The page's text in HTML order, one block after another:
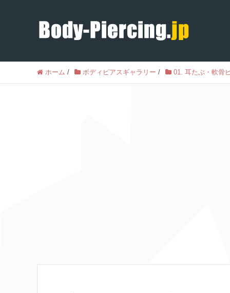
ホーム / ボディピアスギャラリー / 01. 耳たぶ・軟骨